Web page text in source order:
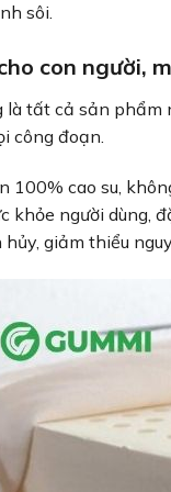
sôi.
con người,
là tất cả sản phẩm
công đoạn.
100% cao su,
khỏe người dùng,
giảm thiểu